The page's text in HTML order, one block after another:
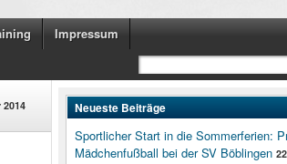
Impressum
2014 Neueste Beiträge
Sportlicher Start in die Sommerferien:
Mädchenfußball bei der SV Böblingen